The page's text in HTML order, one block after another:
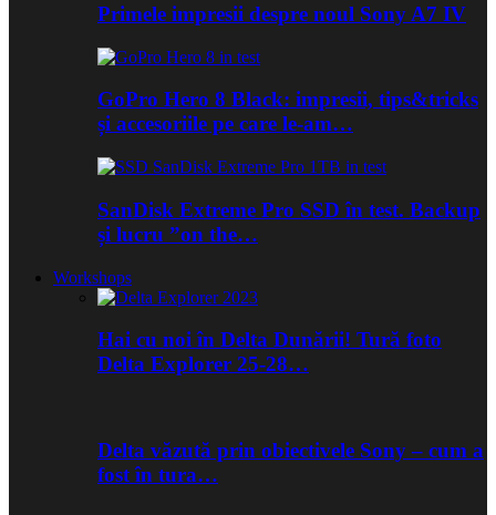
Primele impresii despre noul Sony A7 IV
GoPro Hero 8 Black: impresii, tips&tricks
și accesoriile pe care le-am…
SanDisk Extreme Pro SSD în test. Backup
și lucru ”on the…
Workshops
Hai cu noi în Delta Dunării! Tură foto
Delta Explorer 25-28…
Delta văzută prin obiectivele Sony – cum a
fost în tura…